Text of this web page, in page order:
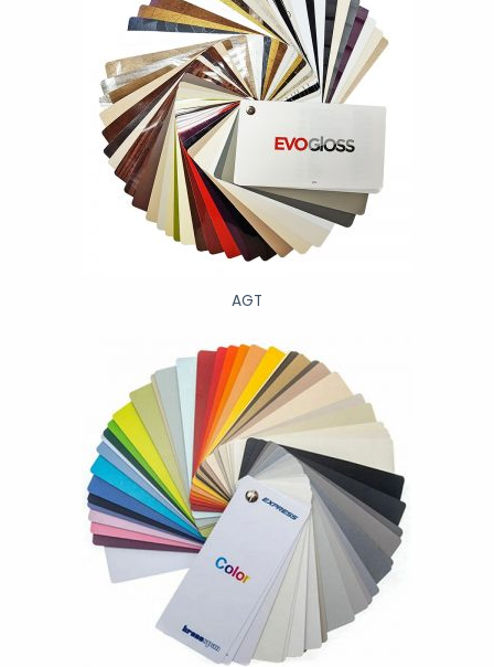
AGT